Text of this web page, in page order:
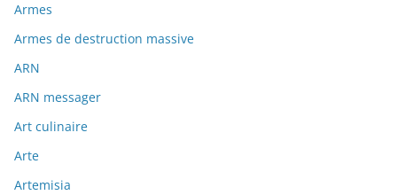
Armes
Armes de destruction massive
ARN
ARN messager
Art culinaire
Arte
Artemisia